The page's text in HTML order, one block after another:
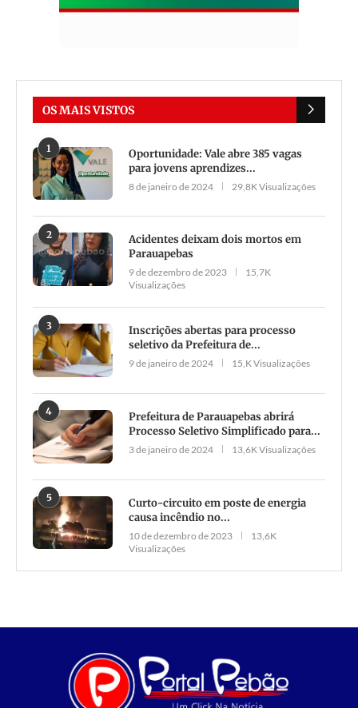
OS MAIS VISTOS
1
Oportunidade: Vale abre 385 vagas
para jovens aprendizes...
8 de janeiro de 2024 29,8K Visualizações
2
Acidentes deixam dois mortos em
Parauapebas
9 de dezembro de 2023
15,7K
Visualizações
3
Inscrições abertas para processo
seletivo da Prefeitura de...
9 de janeiro de 2024 15,K Visualizações
4
Prefeitura de Parauapebas abrirá
Processo Seletivo Simplificado para...
3 de janeiro de 2024 13,6K Visualizações
5
Curto-circuito em poste de energia
causa incêndio no...
10 de dezembro de 2023
13,6K
Visualizações